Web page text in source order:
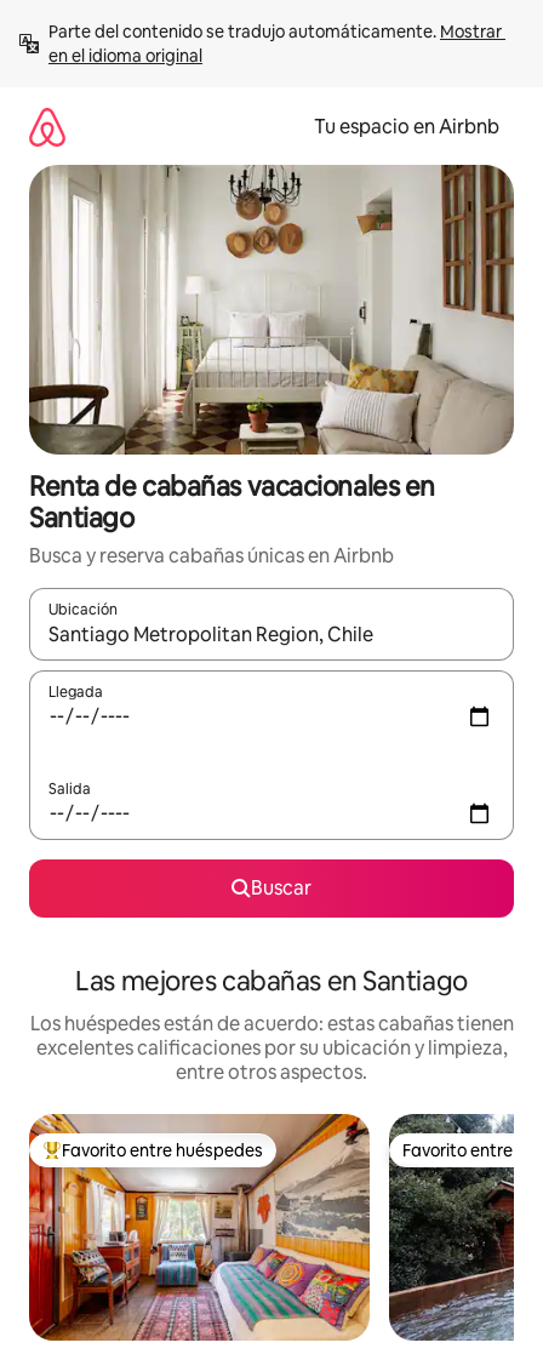
contenido
Parte del contenido se tradujo automáticamente. Mostrar
en el idioma original
Tu espacio en Airbnb
Renta de cabañas vacacionales en
Santiago
Busca y reserva cabañas únicas en Airbnb
Ubicación
Cuando los resultados estén disponibles, podrás navegar
Llegada
Salida
Buscar
Las mejores cabañas en Santiago
Los huéspedes están de acuerdo: estas cabañas tienen
excelentes calificaciones por su ubicación y limpieza,
entre otros aspectos.
De los mejores en Favorito entre huéspedes
Favorito entre huéspedes Favorito entre
Favorito entre